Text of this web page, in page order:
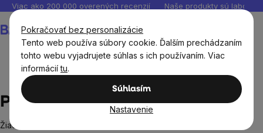
Pokračovať bez personalizácie
Tento web používa súbory cookie. Ďalším prechádzaním
tohto webu vyjadrujete súhlas s ich používaním. Viac
informáciítu.
Súhlasím
Nastavenie
Prejsť
obsah
Viac ako 200 000 overených recenzií Naše produkty sú
košík
Phytos
Phytos
Žiadne produkty značky